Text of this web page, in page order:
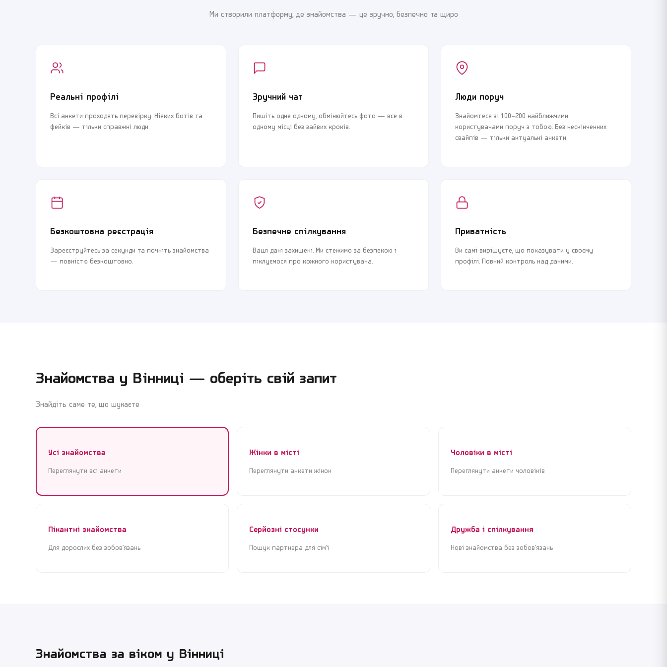
Увійти через Google
Ми створили платформу, де знайомства — це зручно, безпечно та щиро
Реальні профілі
Всі анкети проходять перевірку. Ніяких ботів та
фейків — тільки справжні люди.
Зручний чат
Пишіть одне одному, обмінюйтесь фото — все в
одному місці без зайвих кроків.
Люди поруч
Знайомтеся зі 100–200 найближчими
користувачами поруч з тобою. Без нескінченних
свайпів — тільки актуальні анкети.
Безкоштовна реєстрація
Зареєструйтесь за секунди та почніть знайомства
— повністю безкоштовно.
Безпечне спілкування
Ваші дані захищені. Ми стежимо за безпекою і
піклуємося про кожного користувача.
Приватність
Ви самі вирішуєте, що показувати у своєму
профілі. Повний контроль над даними.
Знайомства у Вінниці — оберіть свій запит
Знайдіть саме те, що шукаєте
Усі знайомства
Переглянути всі анкети
Жінки в місті
Переглянути анкети жінок
Чоловіки в місті
Переглянути анкети чоловіків
Пікантні знайомства
Для дорослих без зобов’язань
Серйозні стосунки
Пошук партнера для сім’ї
Дружба і спілкування
Нові знайомства без зобов’язань
Знайомства за віком у Вінниці
Увійти через Google